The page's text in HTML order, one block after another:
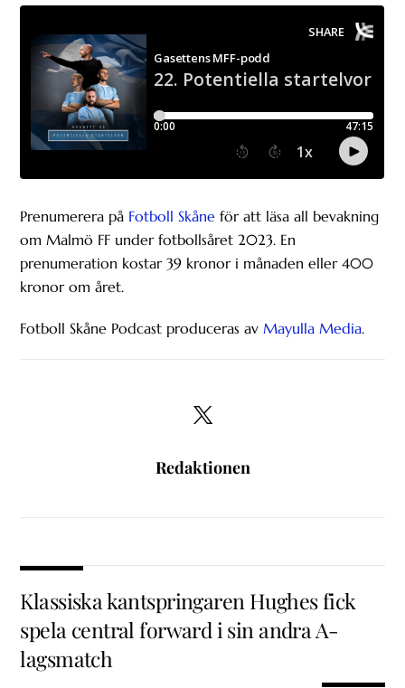
Prenumerera på Fotboll Skåne för att läsa all bevakning
om Malmö FF under fotbollsåret 2023. En
prenumeration kostar 39 kronor i månaden eller 400
kronor om året.
Fotboll Skåne Podcast produceras avMayulla Media.
Redaktionen
Klassiska kantspringaren Hughes fick
spela central forward i sin andra A-
lagsmatch